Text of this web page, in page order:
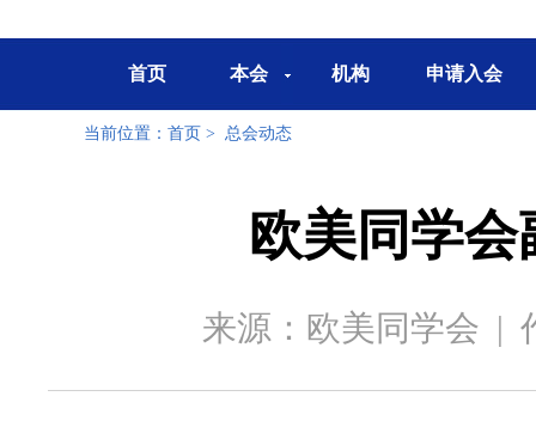
首页 本会 机构 申请入会
当前位置： 首页 > 总会动态
欧美同学
来源：欧美同学会 |